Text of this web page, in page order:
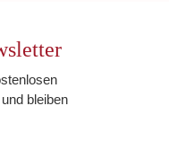
bleiben